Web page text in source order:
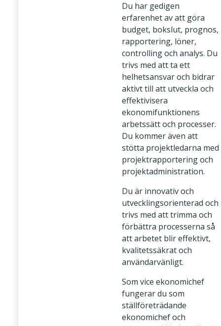
Du har gedigen
erfarenhet av att göra
budget, bokslut, prognos,
rapportering, löner,
controlling och analys. Du
trivs med att ta ett
helhetsansvar och bidrar
aktivt till att utveckla och
effektivisera
ekonomifunktionens
arbetssätt och processer.
Du kommer även att
stötta projektledarna med
projektrapportering och
projektadministration.
Du är innovativ och
utvecklingsorienterad och
trivs med att trimma och
förbättra processerna så
att arbetet blir effektivt,
kvalitetssäkrat och
användarvänligt.
Som vice ekonomichef
fungerar du som
ställföreträdande
ekonomichef och